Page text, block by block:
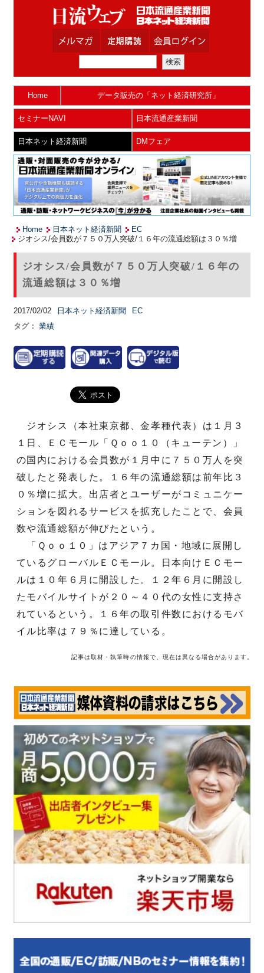
Home データ販売の「ネット経済研究所」
セミナーNAVI 日本流通産業新聞
日本ネット経済新聞 DMフェア
Home 日本ネット経済新聞
EC
ジオシス/会員数が７５０万人突破/１６年の流通総額は３０％増
ジオシス/会員数が７５０万人突破/１６年の
流通総額は３０％増
2017/02/02 日本ネット経済新聞
EC
タグ： 業績
ジオシス（本社東京都、金孝種代表）は１月３
１日、ＥＣモール「Ｑｏｏ１０（キューテン）」
の国内における会員数が１月中に７５０万人を突
破したと発表した。１６年の流通総額は前年比３
０％増に拡大。出店者とユーザーがコミュニケー
ションを図れるサービスを拡充したことで、会員
数や流通総額が伸びたという。
「Ｑｏｏ１０」はアジア７カ国・地域に展開し
ているグローバルＥＣモール。日本向けＥＣモー
ルは１０年６月に開設した。１２年６月に開設し
たモバイルサイトが２０～４０代の女性に支持さ
れているという。１６年の取引件数におけるモバ
イル比率は７９％に達している。
記事は取材・執筆時の情報で、現在は異なる場合があります。